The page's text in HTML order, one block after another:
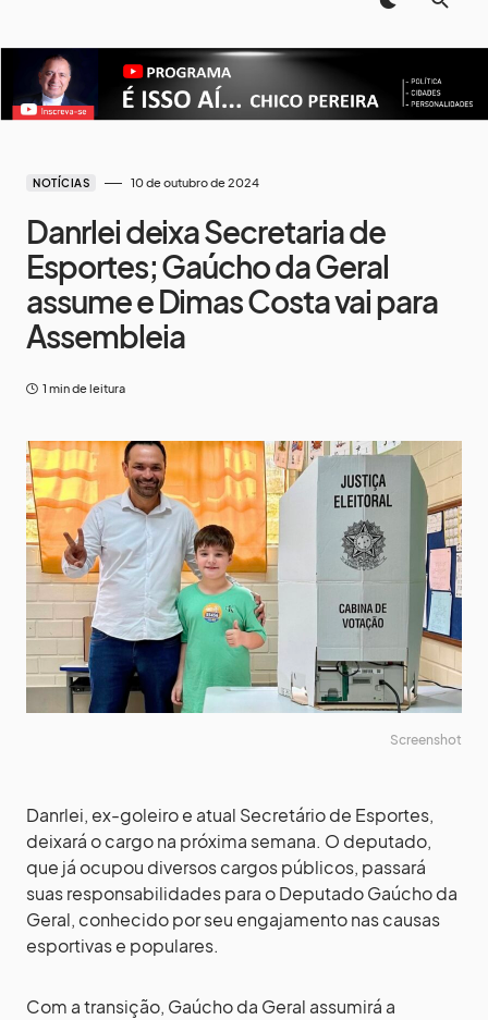
NOTÍCIAS 10 de outubro de 2024
Danrlei deixa Secretaria de
Esportes; Gaúcho da Geral
assume e Dimas Costa vai para
Assembleia
1 min de leitura
Screenshot
Danrlei, ex-goleiro e atual Secretário de Esportes,
deixará o cargo na próxima semana. O deputado,
que já ocupou diversos cargos públicos, passará
suas responsabilidades para o Deputado Gaúcho da
Geral, conhecido por seu engajamento nas causas
esportivas e populares.
Com a transição, Gaúcho da Geral assumirá a